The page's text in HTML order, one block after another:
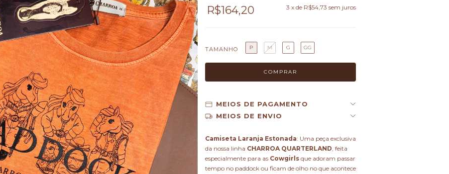
R$164,20 3 x de R$54,73 sem juros
TAMANHO P M G GG
MEIOS DE PAGAMENTO
MEIOS DE ENVIO
Camiseta Laranja Estonada: Uma peça exclusiva
da nossa linha CHARROA QUARTERLAND, feita
especialmente para as Cowgirlsque adoram passar
tempo no paddock ou ficam de olho no que acontece